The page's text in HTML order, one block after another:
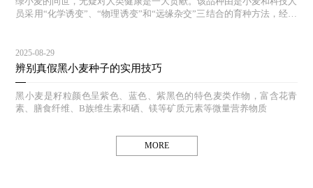
员采用“化学诱变”、“物理诱变”和“远缘杂交”三结合的育种方法，经过
2025-08-29
辨别真假黑小麦种子的实用技巧
黑小麦是籽粒颜色呈紫色、蓝色、紫黑色的特色麦类作物，富含花青
素、膳食纤维、B族维生素和硒、镁等矿质元素等微量营养物质
MORE